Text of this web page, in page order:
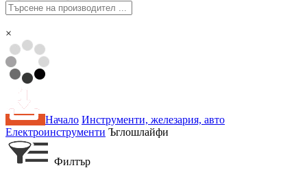
×
Начало Инструменти, железария, авто
Електроинструменти Ъглошлайфи
Филтър